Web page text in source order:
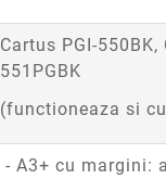
Cartus PGI-550BK,
551PGBK
(functioneaza si
- A3+ cu margini: